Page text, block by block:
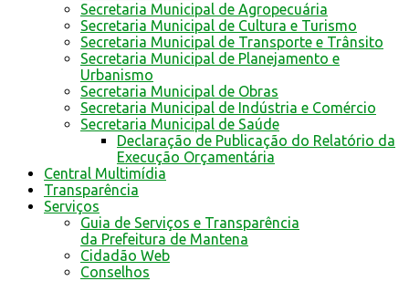
Secretaria Municipal de Agropecuária
Secretaria Municipal de Cultura e Turismo
Secretaria Municipal de Transporte e Trânsito
Secretaria Municipal de Planejamento e
Urbanismo
Secretaria Municipal de Obras
Secretaria Municipal de Indústria e Comércio
Secretaria Municipal de Saúde
Declaração de Publicação do Relatório da
Execução Orçamentária
Central Multimídia
Transparência
Serviços
Guia de Serviços e Transparência
da Prefeitura de Mantena
Cidadão Web
Conselhos